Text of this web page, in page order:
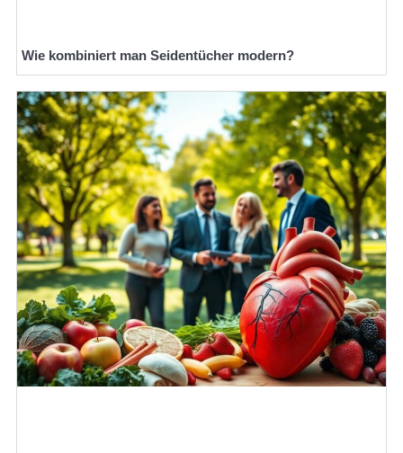
Wie kombiniert man Seidentücher modern?